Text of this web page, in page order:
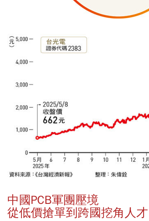
中國PCB軍團壓境
從低價搶單到跨國挖角人才